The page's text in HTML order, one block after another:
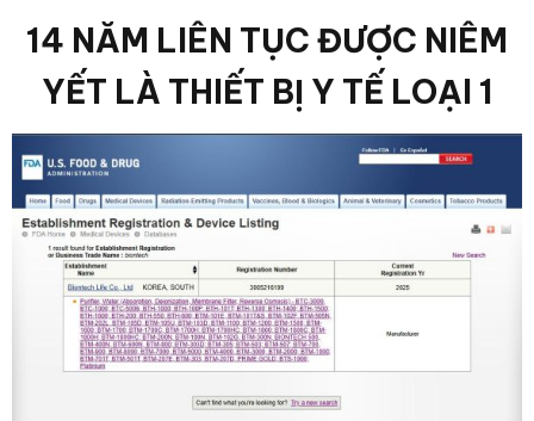
14 NĂM LIÊN TỤC ĐƯỢC NIÊM
YẾT LÀ THIẾT BỊ Y TẾ LOẠI 1